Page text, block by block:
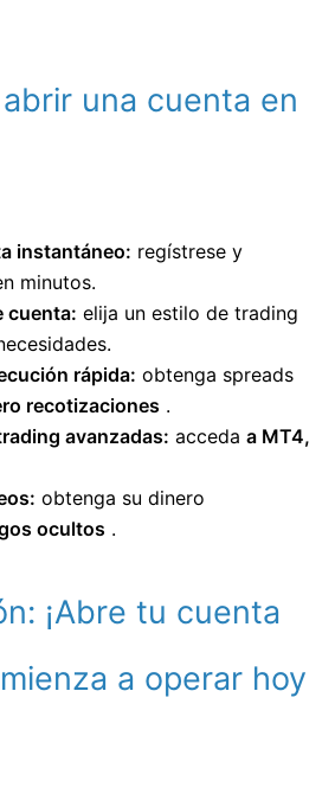
una cuenta en
instantáneo: regístrese y
minutos.
cuenta: elija un estilo de trading
rápida: obtenga spreads
recotizaciones .
avanzadas: acceda a MT4,
obtenga su dinero
ocultos .
¡Abre tu cuenta
a operar hoy